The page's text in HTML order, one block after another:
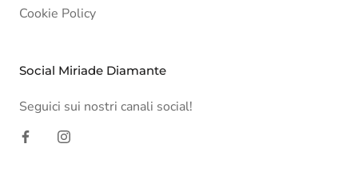
Cookie Policy
Social Miriade Diamante
Seguici sui nostri canali social!